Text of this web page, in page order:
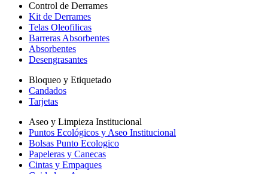
Control de Derrames
Kit de Derrames
Telas Oleofilicas
Barreras Absorbentes
Absorbentes
Desengrasantes
Bloqueo y Etiquetado
Candados
Tarjetas
Aseo y Limpieza Institucional
Puntos Ecológicos y Aseo Institucional
Bolsas Punto Ecologico
Papeleras y Canecas
Cintas y Empaques